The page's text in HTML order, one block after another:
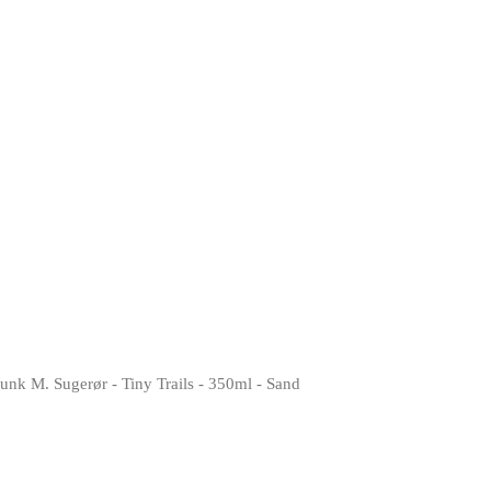
M. Sugerør - Tiny Trails - 350ml - Sand